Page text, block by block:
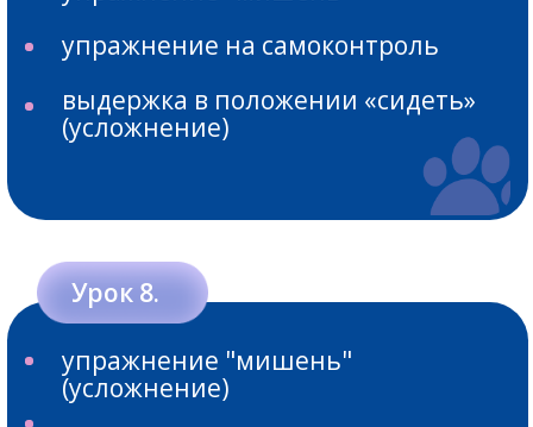
6 самых важных навыков для
подзыв, выдержка, неподбор, игра
и заданиями
ПРОГРАММА ДЛЯ ВАС,
ЕСЛИ ВЫ ХОТИТЕ: